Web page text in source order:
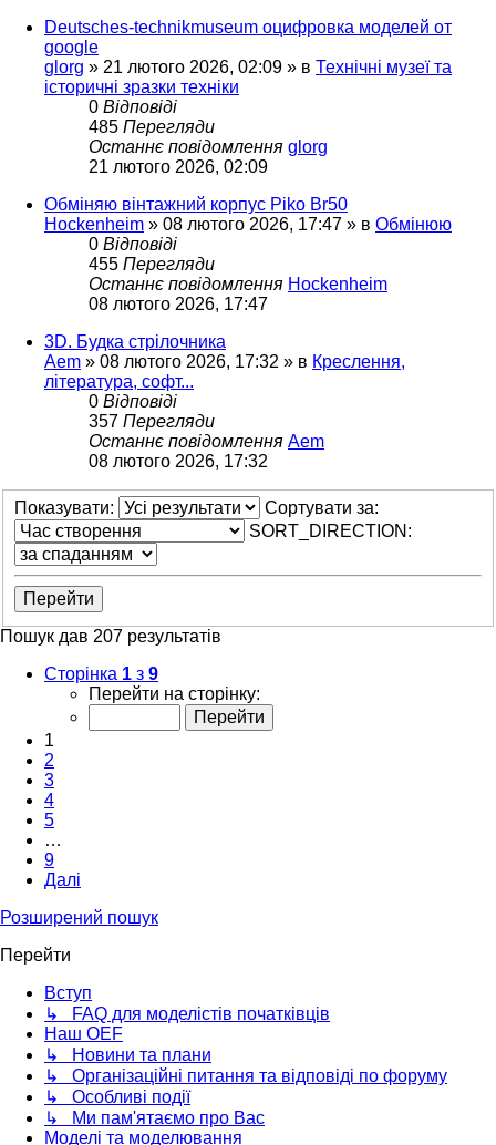
Deutsches-technikmuseum оцифровка моделей от
google
glorg » 21 лютого 2026, 02:09 » в Технічні музеї та
історичні зразки техніки
0 Відповіді
485 Перегляди
Останнє повідомлення glorg
21 лютого 2026, 02:09
Обміняю вінтажний корпус Piko Br50
Hockenheim » 08 лютого 2026, 17:47 » в Обмінюю
0 Відповіді
455 Перегляди
Останнє повідомлення Hockenheim
08 лютого 2026, 17:47
3D. Будка стрілочника
Aem » 08 лютого 2026, 17:32 » в Креслення,
література, софт...
0 Відповіді
357 Перегляди
Останнє повідомлення Aem
08 лютого 2026, 17:32
Показувати:
Сортувати за:
SORT_DIRECTION:
Пошук дав 207 результатів
Сторінка 1 з 9
Перейти на сторінку:
1
2
3
4
5
…
9
Далі
Розширений пошук
Перейти
Вступ
↳ FAQ для моделістів початківців
Наш OEF
↳ Новини та плани
↳ Організаційні питання та відповіді по форуму
↳ Особливі події
↳ Ми пам'ятаємо про Вас
Моделі та моделювання